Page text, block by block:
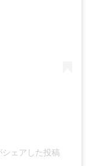
ェアした投稿